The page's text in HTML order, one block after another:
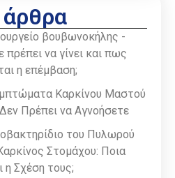
βουβωνοκήλης -
πρέπει να γίνει και πως
η επέμβαση;
Καρκίνου Μαστού
Πρέπει να Αγνοήσετε
του Πυλωρού
Στομάχου: Ποια
η Σχέση τους;